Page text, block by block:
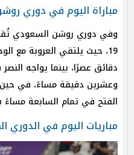
مباراة اليوم في دوري
وفي دوري روشن السعودي
19، حيث يلتقي العروبة مع
دقائق عصرًا، بينما يواجه
وعشرين دقيقة مساءً، في
الفتح في تمام السابعة مساءً
مباريات اليوم في الدوري